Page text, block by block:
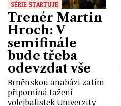
SÉRIE STARTUJE
Trenér Martin
Hroch: V
semifinále
bude třeba
odevzdat vše
Brněnskou anabázi zatím
připomíná tažení
volejbalistek Univerzity